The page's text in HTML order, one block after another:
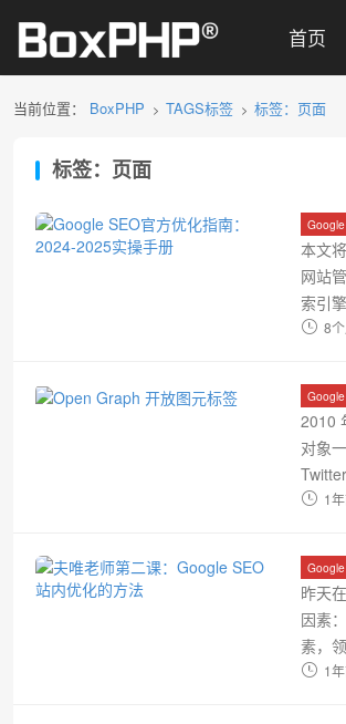
首页
当前位置： BoxPHP > TAGS标签 > 标签：页面
标签：页面
本文
网站
索引
解。
8
2010
对象
元标
1
昨天
因素
素，
作。
1